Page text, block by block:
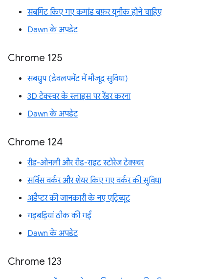
सबमिट किए गए कमांड बफ़र यूनीक होने चाहिए
Dawn के अपडेट
Chrome 125
सबग्रुप (डेवलपमेंट में मौजूद सुविधा)
3D टेक्स्चर के स्लाइस पर रेंडर करना
Dawn के अपडेट
Chrome 124
रीड-ओनली और रीड-राइट स्टोरेज टेक्स्चर
सर्विस वर्कर और शेयर किए गए वर्कर की सुविधा
अडैप्टर की जानकारी के नए एट्रिब्यूट
गड़बड़ियां ठीक की गईं
Dawn के अपडेट
Chrome 123